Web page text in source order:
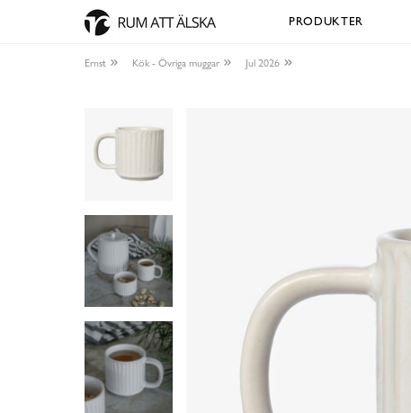
PRODUKTER
Ernst Kök - Övriga muggar Jul 2026